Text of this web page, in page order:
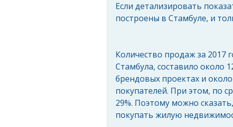
Если детализировать
построены в Стамбуле, и
Количество продаж за
Стамбула, составило около
брендовых проектах и
покупателей. При этом, по
29%. Поэтому можно
покупать жилую